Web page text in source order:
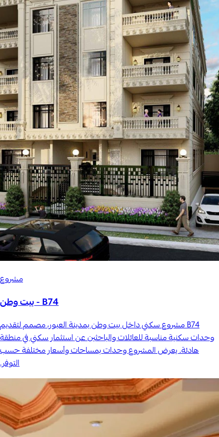
مشروع
B74 - بيت وطن
B74 مشروع سكني داخل بيت وطن بمدينة العبور، مصمم لتقديم
وحدات سكنية مناسبة للعائلات والباحثين عن استثمار سكني في منطقة
هادئة. يعرض المشروع وحدات بمساحات وأسعار مختلفة حسب
التوفر.